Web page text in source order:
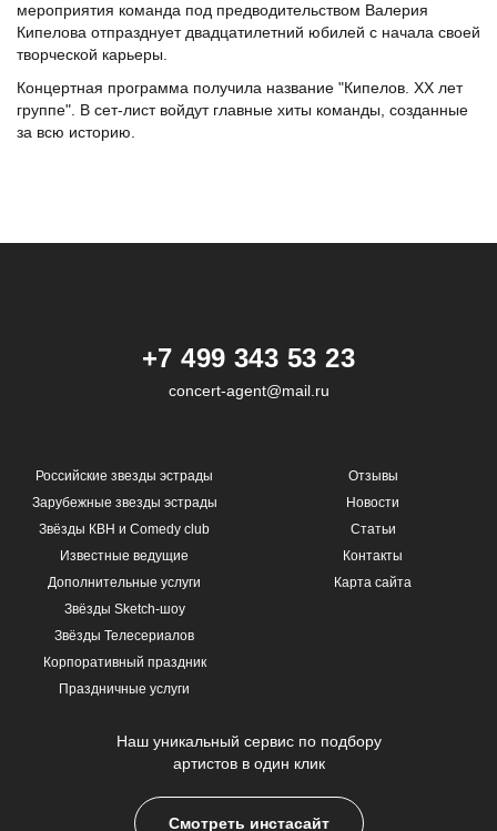
мероприятия команда под предводительством Валерия
Кипелова отпразднует двадцатилетний юбилей с начала своей
творческой карьеры.
Концертная программа получила название "Кипелов. ХХ лет
группе". В сет-лист войдут главные хиты команды, созданные
за всю историю.
+7 499 343 53 23
concert-agent@mail.ru
Российские звезды эстрады
Зарубежные звезды эстрады
Звёзды КВН и Comedy club
Известные ведущие
Дополнительные услуги
Звёзды Sketch-шоу
Звёзды Телесериалов
Корпоративный праздник
Праздничные услуги
Отзывы
Новости
Статьи
Контакты
Карта сайта
Наш уникальный сервис по подбору
артистов в один клик
Смотреть инстасайт